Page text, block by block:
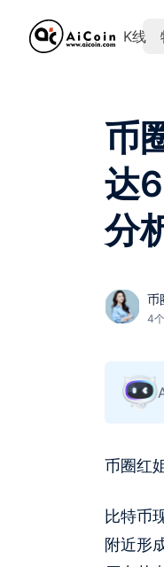
K线
币
达
分
币
4
币圈红
比特币
附近形